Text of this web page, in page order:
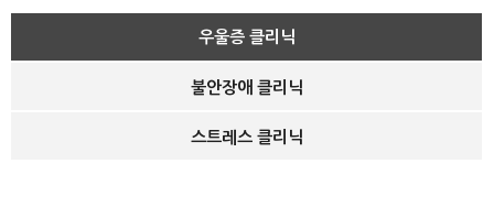
우울증 클리닉
불안장애 클리닉
스트레스 클리닉